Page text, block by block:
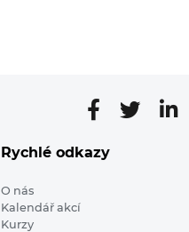
Rychlé odkazy
O nás
Kalendář akcí
Kurzy